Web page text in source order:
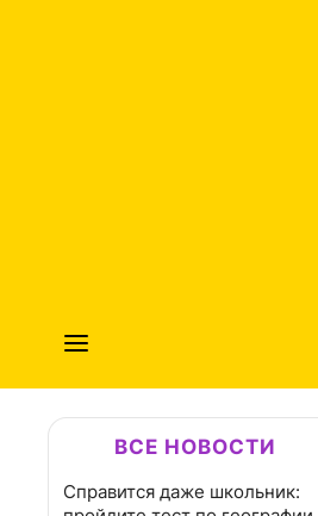
ВСЕ НОВОСТИ
Справится даже школьник: